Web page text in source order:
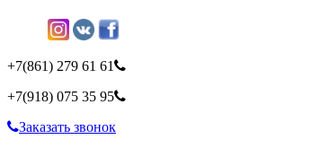
+7(861) 279 61 61
+7(918) 075 35 95
Заказать звонок